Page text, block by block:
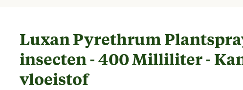
Luxan Pyrethrum
insecten - 400 Milliliter -
vloeistof